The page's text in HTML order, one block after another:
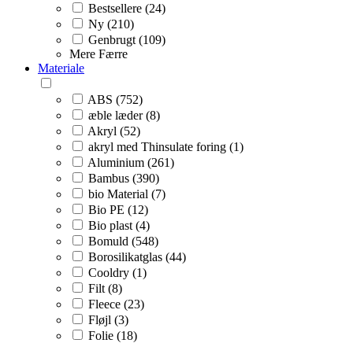
Bestsellere (24)
Ny (210)
Genbrugt (109)
Mere Færre
Materiale
ABS (752)
æble læder (8)
Akryl (52)
akryl med Thinsulate foring (1)
Aluminium (261)
Bambus (390)
bio Material (7)
Bio PE (12)
Bio plast (4)
Bomuld (548)
Borosilikatglas (44)
Cooldry (1)
Filt (8)
Fleece (23)
Fløjl (3)
Folie (18)